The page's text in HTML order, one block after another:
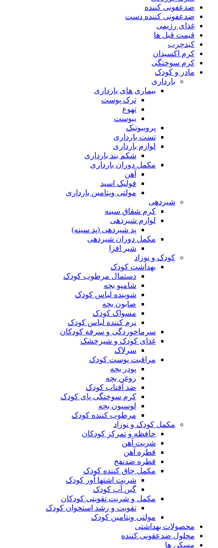
ضدعفونی کننده
ضدعفونی کننده دست
غذای رژیمی
قیمت قبل ها
کبدچرب
کرم اکسیدان
کرم سوختگی
مادر و کودک
بارداری
بیماری های بارداری
ترک پوست
تهوع
یبوست
پروبیوتیک
تست بارداری
لوازم بارداری
شکم بند بارداری
مکمل دوران بارداری
آهن
فولیک اسید
مولتی ویتامین بارداری
شیردهی
کرم شقاق سینه
لوازم شیردهی
پد شیردهی (پد سینه)
مکمل دوران شیردهی
شیر افزا
کودک و نوزاد
بهداشت کودک
دستمال مرطوب کودک
شامپو بچه
شوینده لباس کودک
صابون بچه
مسواک کودک
نرم کننده لباس کودک
سرماخوردگی و سرفه کودکان
غذای کودک و شیرخشک
سرلاک
مراقبت پوست کودک
پودر بچه
روغن بچه
ضد آفتاب کودک
کرم سوختگی پای کودک
لوسیون بچه
مرطوب کننده کودک
مکمل کودک و نوزاد
حافظه و تمرکز کودکان
شربت آهن
قطره آهن
قطره ضدنفخ
مکمل چاق کننده کودک
شربت اشتها آور کودک
گین آپ کودک
مکمل و شربت تقویتی کودکان
تقویت و رشد استخوان کودک
مولتی ویتامین کودک
محصولات بهداشتی
محلول ضدعفونی کننده
مسکن ها